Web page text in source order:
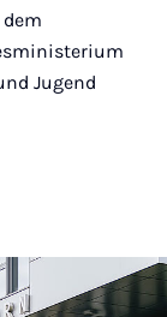
Jugend